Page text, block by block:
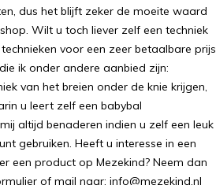
dus het blijft zeker de moeite waard
Wilt u toch liever zelf een techniek
voor een zeer betaalbare prijs
ik onder andere aanbied zijn:
van het breien onder de knie krijgen,
u leert zelf een babybal
altijd benaderen indien u zelf een leuk
gebruiken. Heeft u interesse in een
een product op Mezekind? Neem dan
of mail naar: info@mezekind.nl